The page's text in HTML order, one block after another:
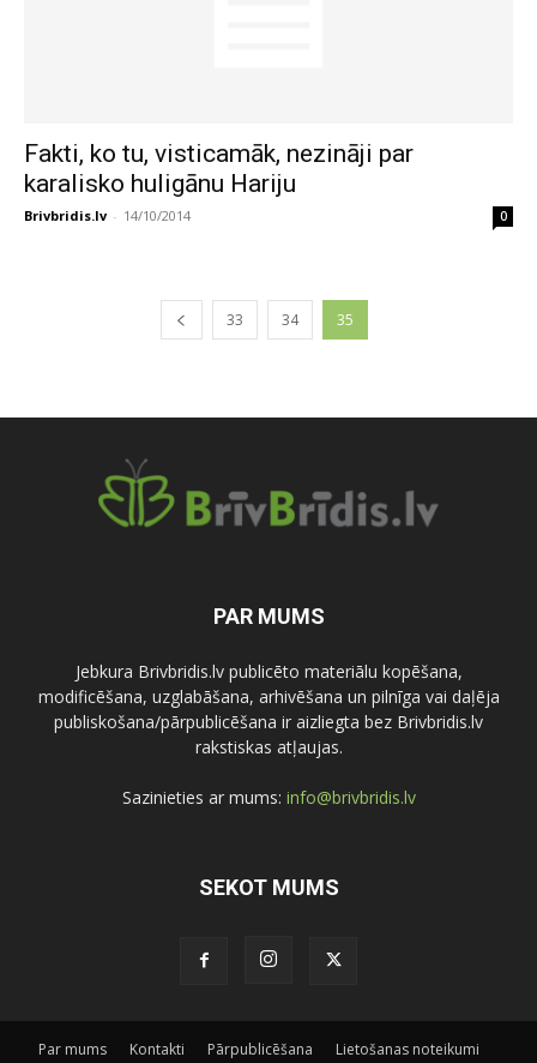
Fakti, ko tu, visticamāk, nezināji par
karalisko huligānu Hariju
Brivbridis.lv - 14/10/2014 0
33 34 35
PAR MUMS
Jebkura Brivbridis.lv publicēto materiālu kopēšana,
modificēšana, uzglabāšana, arhivēšana un pilnīga vai daļēja
publiskošana/pārpublicēšana ir aizliegta bez Brivbridis.lv
rakstiskas atļaujas.
Sazinieties ar mums: info@brivbridis.lv
SEKOT MUMS
Par mums Kontakti Pārpublicēšana Lietošanas noteikumi